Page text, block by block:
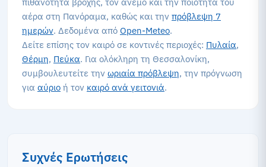
αέρα στη Πανόραμα, καθώς και την πρόβλεψη 7
ημερών. Δεδομένα από Open-Meteo.
Δείτε επίσης τον καιρό σε κοντινές περιοχές: Πυλαία,
Θέρμη, Πεύκα. Για ολόκληρη τη Θεσσαλονίκη,
συμβουλευτείτε την ωριαία πρόβλεψη, την πρόγνωση
για αύριο ή τον καιρό ανά γειτονιά.
Συχνές Ερωτήσεις